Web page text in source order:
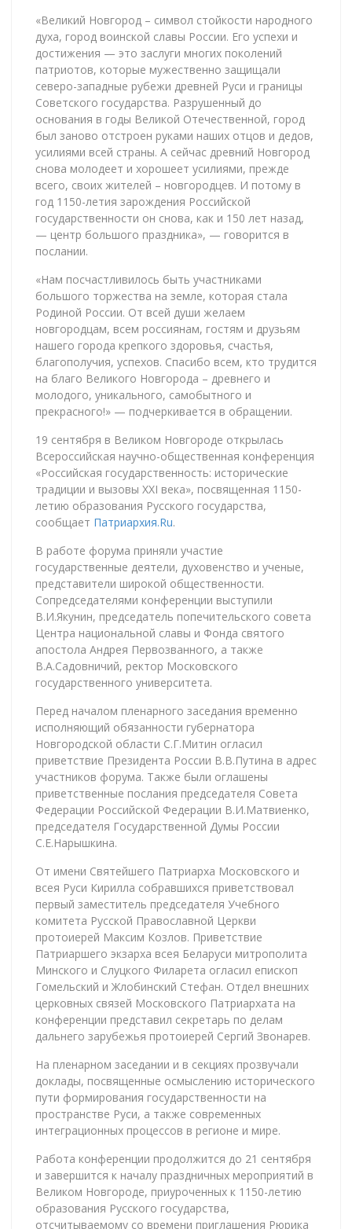
«Великий Новгород – символ стойкости народного
духа, город воинской славы России. Его успехи и
достижения — это заслуги многих поколений
патриотов, которые мужественно защищали
северо-западные рубежи древней Руси и границы
Советского государства. Разрушенный до
основания в годы Великой Отечественной, город
был заново отстроен руками наших отцов и дедов,
усилиями всей страны. А сейчас древний Новгород
снова молодеет и хорошеет усилиями, прежде
всего, своих жителей – новгородцев. И потому в
год 1150-летия зарождения Российской
государственности он снова, как и 150 лет назад,
— центр большого праздника», — говорится в
послании.
«Нам посчастливилось быть участниками
большого торжества на земле, которая стала
Родиной России. От всей души желаем
новгородцам, всем россиянам, гостям и друзьям
нашего города крепкого здоровья, счастья,
благополучия, успехов. Спасибо всем, кто трудится
на благо Великого Новгорода – древнего и
молодого, уникального, самобытного и
прекрасного!» — подчеркивается в обращении.
19 сентября в Великом Новгороде открылась
Всероссийская научно-общественная конференция
«Российская государственность: исторические
традиции и вызовы XXI века», посвященная 1150-
летию образования Русского государства,
сообщает Патриархия.Ru.
В работе форума приняли участие
государственные деятели, духовенство и ученые,
представители широкой общественности.
Сопредседателями конференции выступили
В.И.Якунин, председатель попечительского совета
Центра национальной славы и Фонда святого
апостола Андрея Первозванного, а также
В.А.Садовничий, ректор Московского
государственного университета.
Перед началом пленарного заседания временно
исполняющий обязанности губернатора
Новгородской области С.Г.Митин огласил
приветствие Президента России В.В.Путина в адрес
участников форума. Также были оглашены
приветственные послания председателя Совета
Федерации Российской Федерации В.И.Матвиенко,
председателя Государственной Думы России
С.Е.Нарышкина.
От имени Святейшего Патриарха Московского и
всея Руси Кирилла собравшихся приветствовал
первый заместитель председателя Учебного
комитета Русской Православной Церкви
протоиерей Максим Козлов. Приветствие
Патриаршего экзарха всея Беларуси митрополита
Минского и Слуцкого Филарета огласил епископ
Гомельский и Жлобинский Стефан. Отдел внешних
церковных связей Московского Патриархата на
конференции представил секретарь по делам
дальнего зарубежья протоиерей Сергий Звонарев.
На пленарном заседании и в секциях прозвучали
доклады, посвященные осмыслению исторического
пути формирования государственности на
пространстве Руси, а также современных
интеграционных процессов в регионе и мире.
Работа конференции продолжится до 21 сентября
и завершится к началу праздничных мероприятий в
Великом Новгороде, приуроченных к 1150-летию
образования Русского государства,
отсчитываемому со времени приглашения Рюрика